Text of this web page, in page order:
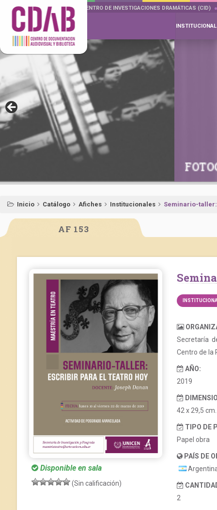
DOCUMENTA DRAMÁTICAS CENTRO DE INVESTIGACIONES DRAMÁTICAS (CID)
INSTITUCIONAL
Inicio Catálogo Afiches Institucionales Seminario-
AF 153
Disponible en sala
(Sin calificación)
Secretaría
Centro de la
AÑO:
2019
42 x 29,5 cm.
TIPO DE
Papel obra
PAÍS DE
2